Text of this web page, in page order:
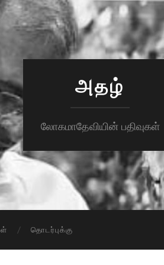
அதழ்
லோகமாதேவியின் பதிவுகள்
தொடர்புக்கு